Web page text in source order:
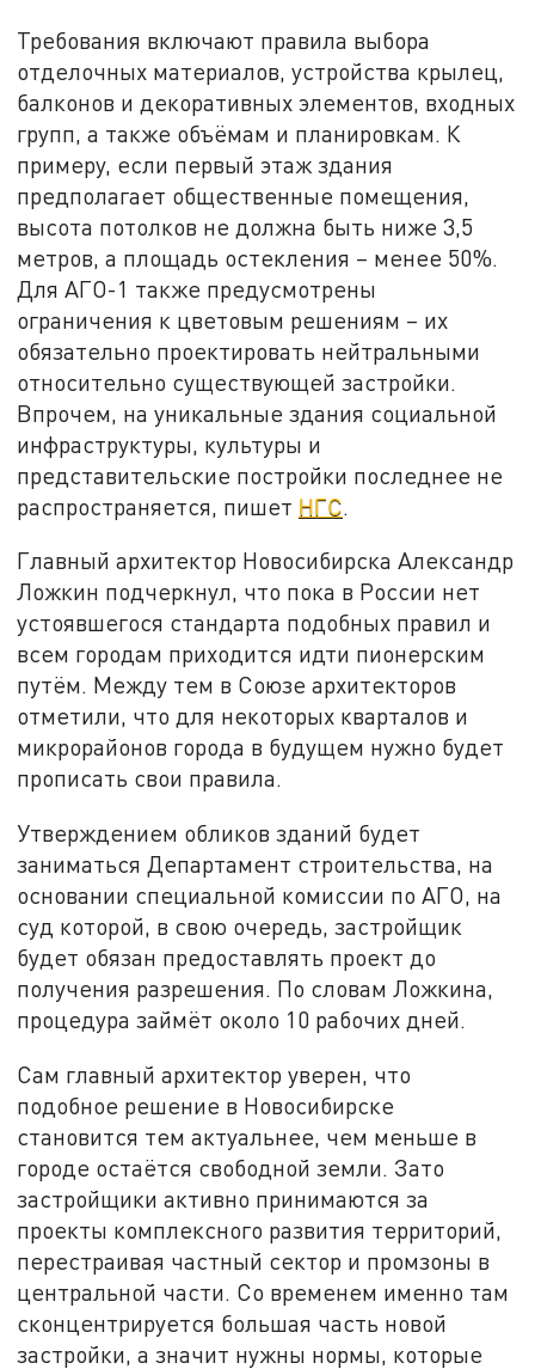
Требования включают правила выбора
отделочных материалов, устройства крылец,
балконов и декоративных элементов, входных
групп, а также объёмам и планировкам. К
примеру, если первый этаж здания
предполагает общественные помещения,
высота потолков не должна быть ниже 3,5
метров, а площадь остекления – менее 50%.
Для АГО-1 также предусмотрены
ограничения к цветовым решениям – их
обязательно проектировать нейтральными
относительно существующей застройки.
Впрочем, на уникальные здания социальной
инфраструктуры, культуры и
представительские постройки последнее не
распространяется, пишет НГС
Главный архитектор Новосибирска Александр
Ложкин подчеркнул, что пока в России нет
устоявшегося стандарта подобных правил и
всем городам приходится идти пионерским
путём. Между тем в Союзе архитекторов
отметили, что для некоторых кварталов и
микрорайонов города в будущем нужно будет
прописать свои правила.
Утверждением обликов зданий будет
заниматься Департамент строительства, на
основании специальной комиссии по АГО, на
суд которой, в свою очередь, застройщик
будет обязан предоставлять проект до
получения разрешения. По словам Ложкина,
процедура займёт около 10 рабочих дней.
Сам главный архитектор уверен, что
подобное решение в Новосибирске
становится тем актуальнее, чем меньше в
городе остаётся свободной земли. Зато
застройщики активно принимаются за
проекты комплексного развития территорий,
перестраивая частный сектор и промзоны в
центральной части. Со временем именно там
сконцентрируется большая часть новой
застройки, а значит нужны нормы, которые